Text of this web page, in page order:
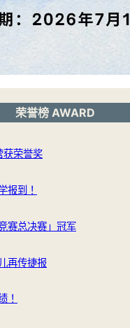
荣誉榜 AWARD
荣誉奖
报到！
赛总决赛」冠军
再传捷报
！